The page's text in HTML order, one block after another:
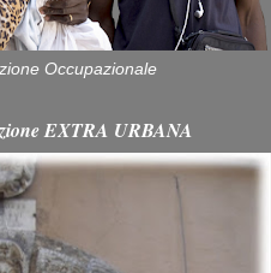
Occupazionale
EXTRA URBANA